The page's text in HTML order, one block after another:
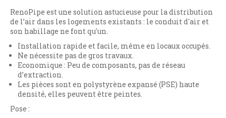
RenoPipe est une solution astucieuse pour la distribution
de l’air dans les logements existants : le conduit d'air et
son habillage ne font qu'un.
Installation rapide et facile, même en locaux occupés.
Ne nécessite pas de gros travaux.
Economique : Peu de composants, pas de réseau
d’extraction.
Les pièces sont en polystyrène expansé (PSE) haute
densité, elles peuvent être peintes.
Pose :